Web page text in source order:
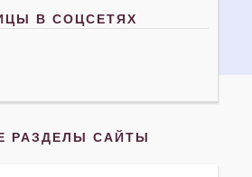
В СОЦСЕТЯХ
РАЗДЕЛЫ САЙТЫ